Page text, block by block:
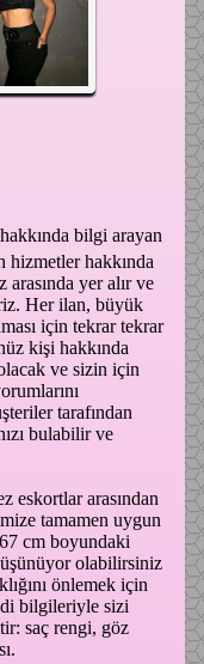
bilgi arayan
hizmetler hakkında
yer alır ve
Her ilan, büyük
için tekrar tekrar
kişi hakkında
ve sizin için
tarafından
bulabilir ve
eskortlar arasından
tamamen uygun
cm boyundaki
olabilirsiniz
önlemek için
bilgileriyle sizi
saç rengi, göz